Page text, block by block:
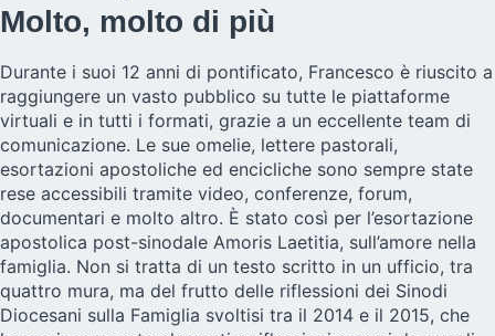
Molto, molto di più
Durante i suoi 12 anni di pontificato, Francesco è riuscito a
raggiungere un vasto pubblico su tutte le piattaforme
virtuali e in tutti i formati, grazie a un eccellente team di
comunicazione. Le sue omelie, lettere pastorali,
esortazioni apostoliche ed encicliche sono sempre state
rese accessibili tramite video, conferenze, forum,
documentari e molto altro. È stato così per l’esortazione
apostolica post-sinodale Amoris Laetitia, sull’amore nella
famiglia. Non si tratta di un testo scritto in un ufficio, tra
quattro mura, ma del frutto delle riflessioni dei Sinodi
Diocesani sulla Famiglia svoltisi tra il 2014 e il 2015, che